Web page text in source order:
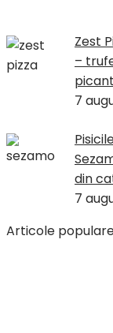
Zest
–
7
din
7
Articole